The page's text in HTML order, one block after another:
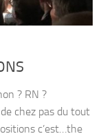
? RN ?
chez pas du tout
c’est…the